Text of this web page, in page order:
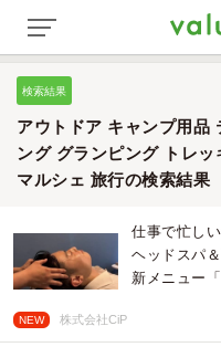
検索結果
アウトドア キャンプ用品
ング グランピング トレ
マルシェ 旅行の検索結果
仕事で忙し
ヘッドスパ
新メニュー
NEW 株式会社CiP